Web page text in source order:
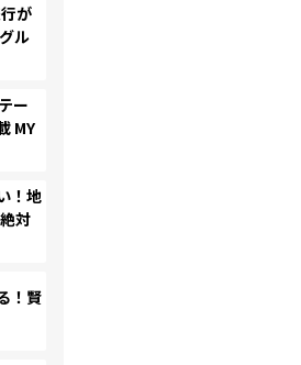
が
ル
ー
MY
！地
対
！賢